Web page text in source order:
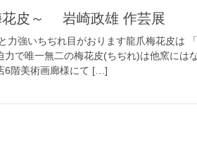
花皮～ 岩崎政雄 作芸展
力強いちぢれ目がおります龍爪梅花皮は 「
力で唯一無二の梅花皮(ちぢれ)は他窯には
6階美術画廊様にて […]